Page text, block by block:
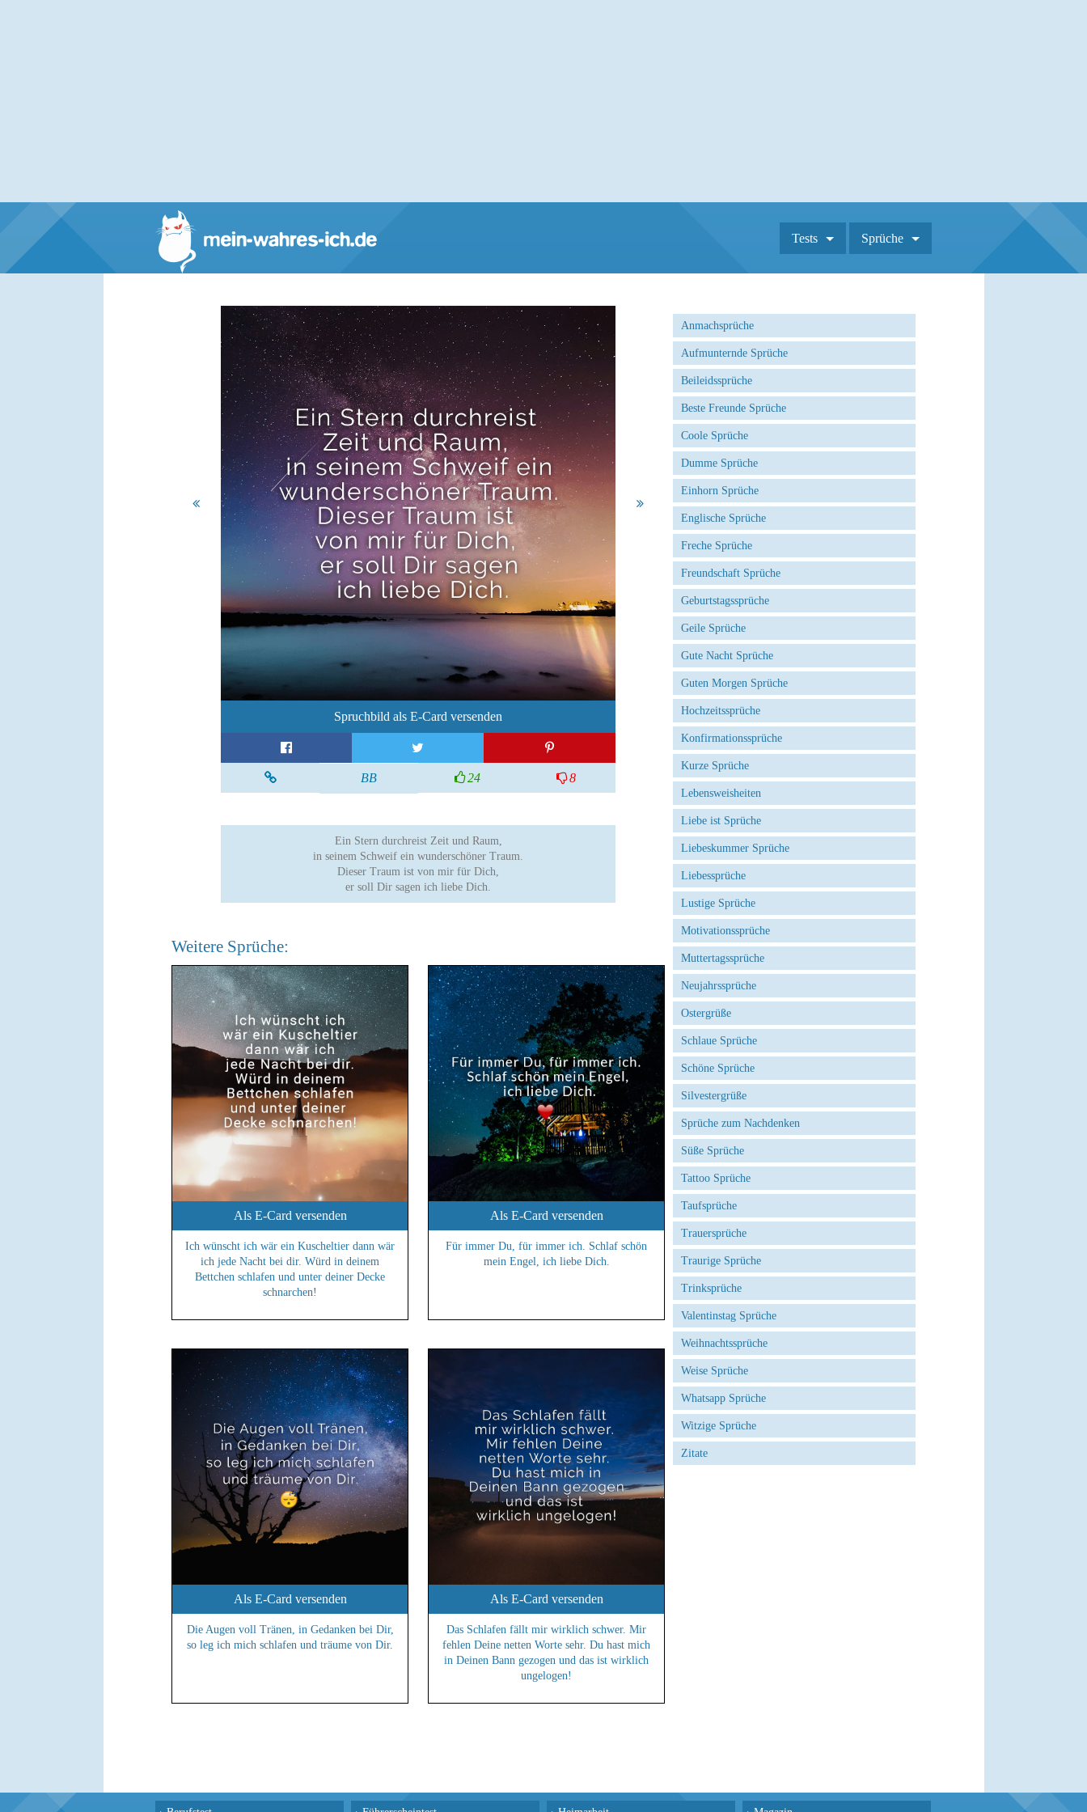
Tests Sprüche
Spruchbild als E-Card versenden
BB 24 8
Ein Stern durchreist Zeit und Raum,
in seinem Schweif ein wunderschöner Traum.
Dieser Traum ist von mir für Dich,
er soll Dir sagen ich liebe Dich.
Weitere Sprüche:
Als E-Card versenden
Ich wünscht ich wär ein Kuscheltier dann wär
ich jede Nacht bei dir. Würd in deinem
Bettchen schlafen und unter deiner Decke
schnarchen!
Als E-Card versenden
Für immer Du, für immer ich. Schlaf schön
mein Engel, ich liebe Dich.
Als E-Card versenden
Die Augen voll Tränen, in Gedanken bei Dir,
so leg ich mich schlafen und träume von Dir.
Als E-Card versenden
Das Schlafen fällt mir wirklich schwer. Mir
fehlen Deine netten Worte sehr. Du hast mich
in Deinen Bann gezogen und das ist wirklich
ungelogen!
Anmachsprüche
Aufmunternde Sprüche
Beileidssprüche
Beste Freunde Sprüche
Coole Sprüche
Dumme Sprüche
Einhorn Sprüche
Englische Sprüche
Freche Sprüche
Freundschaft Sprüche
Geburtstagssprüche
Geile Sprüche
Gute Nacht Sprüche
Guten Morgen Sprüche
Hochzeitssprüche
Konfirmationssprüche
Kurze Sprüche
Lebensweisheiten
Liebe ist Sprüche
Liebeskummer Sprüche
Liebessprüche
Lustige Sprüche
Motivationssprüche
Muttertagssprüche
Neujahrssprüche
Ostergrüße
Schlaue Sprüche
Schöne Sprüche
Silvestergrüße
Sprüche zum Nachdenken
Süße Sprüche
Tattoo Sprüche
Taufsprüche
Trauersprüche
Traurige Sprüche
Trinksprüche
Valentinstag Sprüche
Weihnachtssprüche
Weise Sprüche
Whatsapp Sprüche
Witzige Sprüche
Zitate